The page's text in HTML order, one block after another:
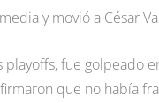
y movió a César
fue golpeado
que no había